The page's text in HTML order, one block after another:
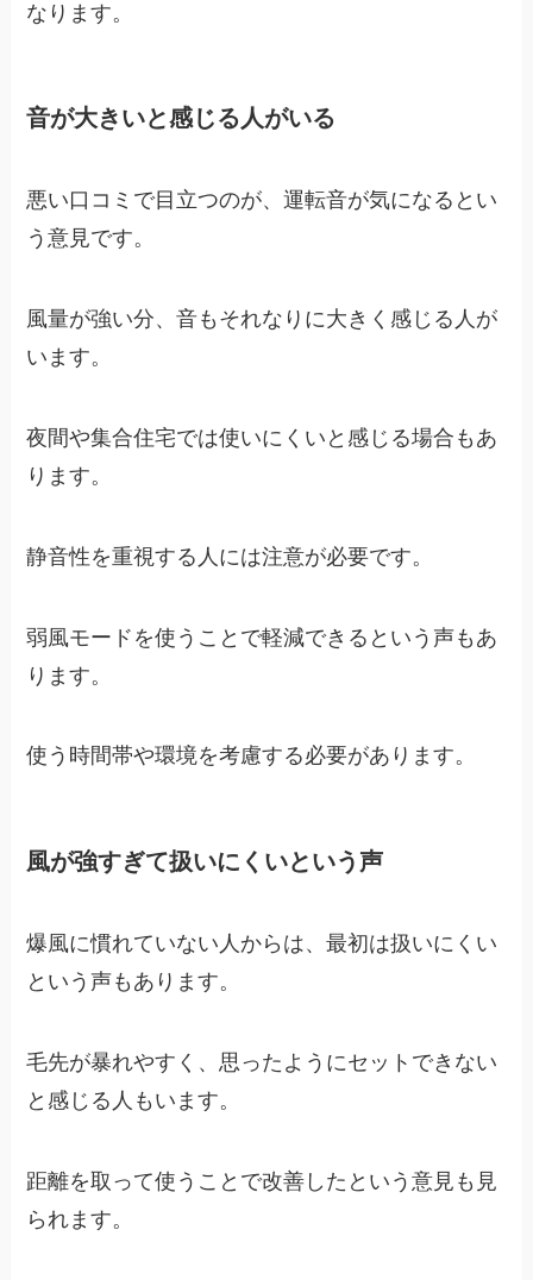
なります。
音が大きいと感じる人がいる
悪い口コミで目立つのが、運転音が気になるとい
う意見です。
風量が強い分、音もそれなりに大きく感じる人が
います。
夜間や集合住宅では使いにくいと感じる場合もあ
ります。
静音性を重視する人には注意が必要です。
弱風モードを使うことで軽減できるという声もあ
ります。
使う時間帯や環境を考慮する必要があります。
風が強すぎて扱いにくいという声
爆風に慣れていない人からは、最初は扱いにくい
という声もあります。
毛先が暴れやすく、思ったようにセットできない
と感じる人もいます。
距離を取って使うことで改善したという意見も見
られます。